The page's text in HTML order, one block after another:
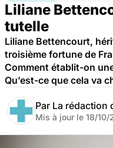
Liliane
tutelle
Liliane Bettencourt,
troisième fortune de
Comment établit-on
Qu’est-ce que cela va
Par La rédaction
Mis à jour le 18/10/